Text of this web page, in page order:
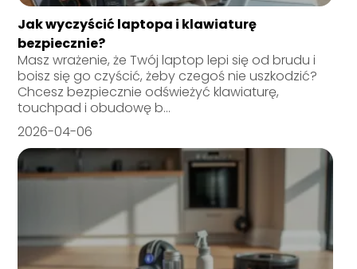
Jak wyczyścić laptopa i klawiaturę
bezpiecznie?
Masz wrażenie, że Twój laptop lepi się od brudu i
boisz się go czyścić, żeby czegoś nie uszkodzić?
Chcesz bezpiecznie odświeżyć klawiaturę,
touchpad i obudowę b...
2026-04-06